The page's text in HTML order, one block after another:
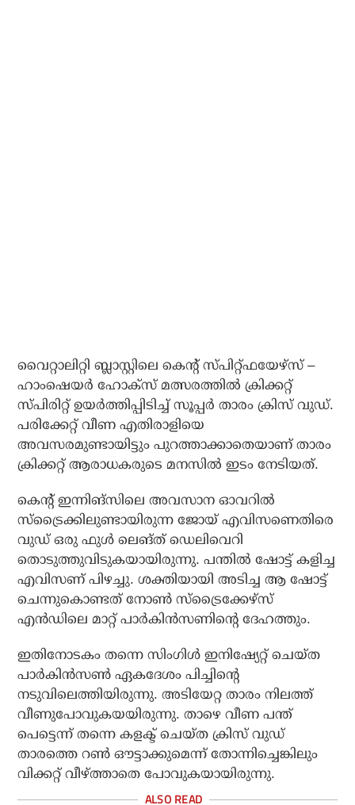
വൈറ്റാലിറ്റി ബ്ലാസ്റ്റിലെ കെന്റ് സ്പിറ്റ്ഫയേഴ്‌സ് –
ഹാംഷെയര്‍ ഹോക്‌സ് മത്സരത്തില്‍ ക്രിക്കറ്റ്
സ്പിരിറ്റ് ഉയര്‍ത്തിപ്പിടിച്ച് സൂപ്പര്‍ താരം ക്രിസ് വുഡ്.
പരിക്കേറ്റ് വീണ എതിരാളിയെ
അവസരമുണ്ടായിട്ടും പുറത്താക്കാതെയാണ് താരം
ക്രിക്കറ്റ് ആരാധകരുടെ മനസില്‍ ഇടം നേടിയത്.
കെന്റ് ഇന്നിങ്‌സിലെ അവസാന ഓവറില്‍
സ്‌ട്രൈക്കിലുണ്ടായിരുന്ന ജോയ് എവിസണെതിരെ
വുഡ് ഒരു ഫുള്‍ ലെങ്ത് ഡെലിവെറി
തൊടുത്തുവിടുകയായിരുന്നു. പന്തില്‍ ഷോട്ട് കളിച്ച
എവിസണ് പിഴച്ചു. ശക്തിയായി അടിച്ച ആ ഷോട്ട്
ചെന്നുകൊണ്ടത് നോണ്‍ സ്‌ട്രൈക്കേഴ്‌സ്
എന്‍ഡിലെ മാറ്റ് പാര്‍കിന്‍സണിന്റെ ദേഹത്തും.
ഇതിനോടകം തന്നെ സിംഗിള്‍ ഇനിഷ്യേറ്റ് ചെയ്ത
പാര്‍കിന്‍സണ്‍ ഏകദേശം പിച്ചിന്റെ
നടുവിലെത്തിയിരുന്നു. അടിയേറ്റ താരം നിലത്ത്
വീണുപോവുകയയിരുന്നു. താഴെ വീണ പന്ത്
പെട്ടെന്ന് തന്നെ കളക്ട് ചെയ്ത ക്രിസ് വുഡ്
താരത്തെ റണ്‍ ഔട്ടാക്കുമെന്ന് തോന്നിച്ചെങ്കിലും
വിക്കറ്റ് വീഴ്ത്താതെ പോവുകയായിരുന്നു.